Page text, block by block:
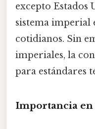
excepto Estados
sistema imperial
cotidianos. Sin
imperiales, la
para estándares
Importancia